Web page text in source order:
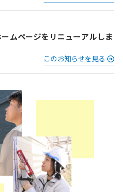
ムページをリニューアルしま
このお知らせを見る